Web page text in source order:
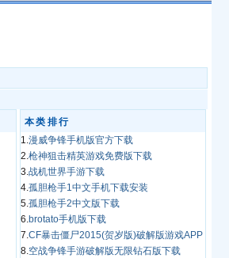
本类排行
1.漫威争锋手机版官方下载
2.枪神狙击精英游戏免费版下载
3.战机世界手游下载
4.孤胆枪手1中文手机下载安装
5.孤胆枪手2中文版下载
6.brotato手机版下载
7.CF暴击僵尸2015(贺岁版)破解版游戏APP
8.空战争锋手游破解版无限钻石版下载